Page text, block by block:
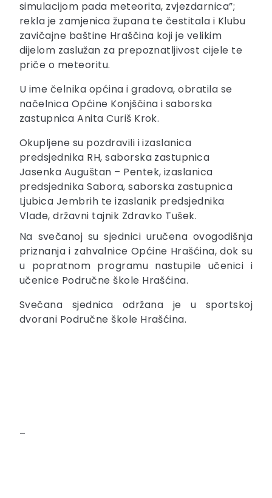
simulacijom pada meteorita, zvjezdarnica”;
rekla je zamjenica župana te čestitala i Klubu
zavičajne baštine Hraščina koji je velikim
dijelom zaslužan za prepoznatljivost cijele te
priče o meteoritu.
U ime čelnika općina i gradova, obratila se
načelnica Općine Konjščina i saborska
zastupnica Anita Curiš Krok.
Okupljene su pozdravili i izaslanica
predsjednika RH, saborska zastupnica
Jasenka Auguštan – Pentek, izaslanica
predsjednika Sabora, saborska zastupnica
Ljubica Jembrih te izaslanik predsjednika
Vlade, državni tajnik Zdravko Tušek.
Na svečanoj su sjednici uručena ovogodišnja
priznanja i zahvalnice Općine Hrašćina, dok su
u popratnom programu nastupile učenici i
učenice Područne škole Hrašćina.
Svečana sjednica održana je u sportskoj
dvorani Područne škole Hrašćina.
–